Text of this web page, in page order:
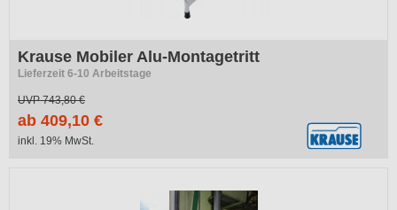
Krause Mobiler Alu-Montagetritt
Lieferzeit 6-10 Arbeitstage
UVP743,80 €
ab 409,10 €
inkl. 19% MwSt.